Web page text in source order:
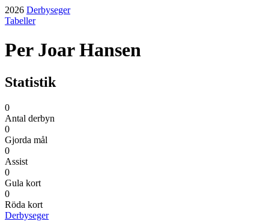
2026 Derbyseger
Tabeller
Per Joar Hansen
Statistik
0
Antal derbyn
0
Gjorda mål
0
Assist
0
Gula kort
0
Röda kort
Derbyseger